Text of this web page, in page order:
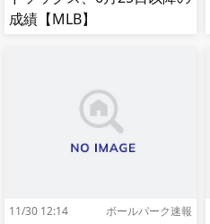
成績【MLB】
11/30 12:14 ボールパーク速報